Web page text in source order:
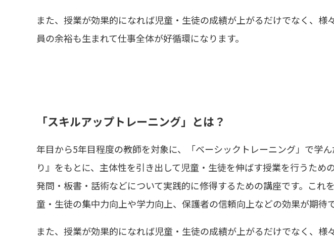
また、授業が効果的になれば児童・生徒の成績が上がるだけでなく、様
員の余裕も生まれて仕事全体が好循環になります。
「スキルアップトレーニング」とは？
年目から5年目程度の教師を対象に、「ベーシックトレーニング」で学
り』をもとに、主体性を引き出して児童・生徒を伸ばす授業を行うため
発問・板書・話術などについて実践的に修得するための講座です。これ
童・生徒の集中力向上や学力向上、保護者の信頼向上などの効果が期待で
また、授業が効果的になれば児童・生徒の成績が上がるだけでなく、様